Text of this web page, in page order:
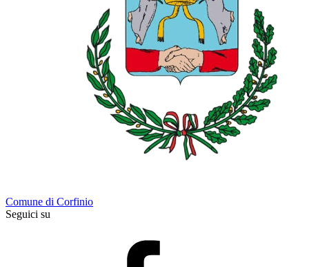
Comune di Corfinio
Seguici su